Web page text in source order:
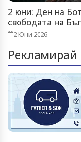
2 юни: Ден на
свободата на
2 Юни 2026
Рекламирай